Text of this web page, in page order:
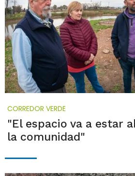
CORREDOR VERDE
"El espacio va a estar
la comunidad"